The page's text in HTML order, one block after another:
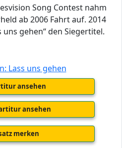
Song Contest nahm
ab 2006 Fahrt auf. 2014
gehen“ den Siegertitel.
ansehen
ansehen
merken